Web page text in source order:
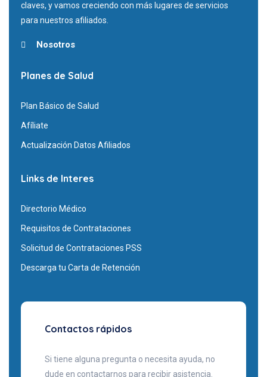
claves, y vamos creciendo con más lugares de servicios
para nuestros afiliados.
Nosotros
Planes de Salud
Plan Básico de Salud
Afíliate
Actualización Datos Afiliados
Links de Interes
Directorio Médico
Requisitos de Contrataciones
Solicitud de Contrataciones PSS
Descarga tu Carta de Retención
Contactos rápidos
Si tiene alguna pregunta o necesita ayuda, no
dude en contactarnos para recibir asistencia.